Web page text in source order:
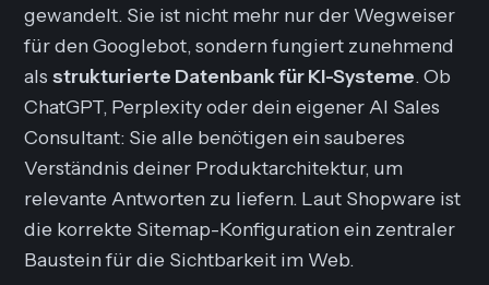
gewandelt. Sie ist nicht mehr nur der Wegweiser
für den Googlebot, sondern fungiert zunehmend
alsstrukturierte Datenbank für KI-Systeme. Ob
ChatGPT, Perplexity oder dein eigener AI Sales
Consultant: Sie alle benötigen ein sauberes
Verständnis deiner Produktarchitektur, um
relevante Antworten zu liefern. Laut Shopware ist
die korrekte Sitemap-Konfiguration ein zentraler
Baustein für die Sichtbarkeit im Web.